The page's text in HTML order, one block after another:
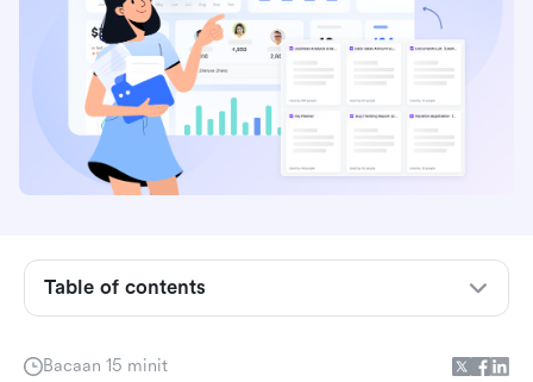
Bacaan 15 minit
Table of contents
pembeli yang hebat
demi langkah